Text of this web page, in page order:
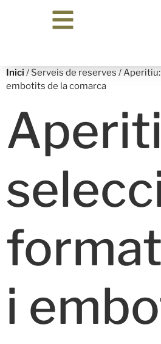
Inici / Serveis de reserves /
embotits de la comarca
i